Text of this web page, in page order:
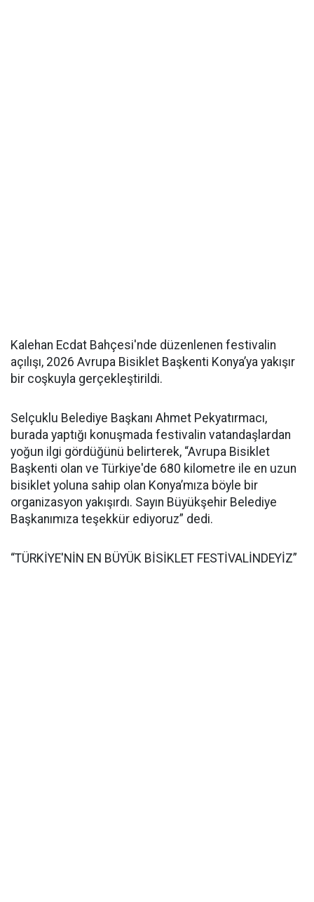
Kalehan Ecdat Bahçesi'nde düzenlenen festivalin
açılışı, 2026 Avrupa Bisiklet Başkenti Konya’ya yakışır
bir coşkuyla gerçekleştirildi.
Selçuklu Belediye Başkanı Ahmet Pekyatırmacı,
burada yaptığı konuşmada festivalin vatandaşlardan
yoğun ilgi gördüğünü belirterek, “Avrupa Bisiklet
Başkenti olan ve Türkiye'de 680 kilometre ile en uzun
bisiklet yoluna sahip olan Konya’mıza böyle bir
organizasyon yakışırdı. Sayın Büyükşehir Belediye
Başkanımıza teşekkür ediyoruz” dedi.
“TÜRKİYE'NİN EN BÜYÜK BİSİKLET FESTİVALİNDEYİZ”